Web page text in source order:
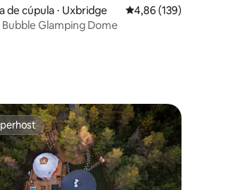
média de 5, 588 avaliações
de cúpula ⋅ Uxbridge 4,86 de uma avaliação
4,86 (139)
Bubble Glamping Dome